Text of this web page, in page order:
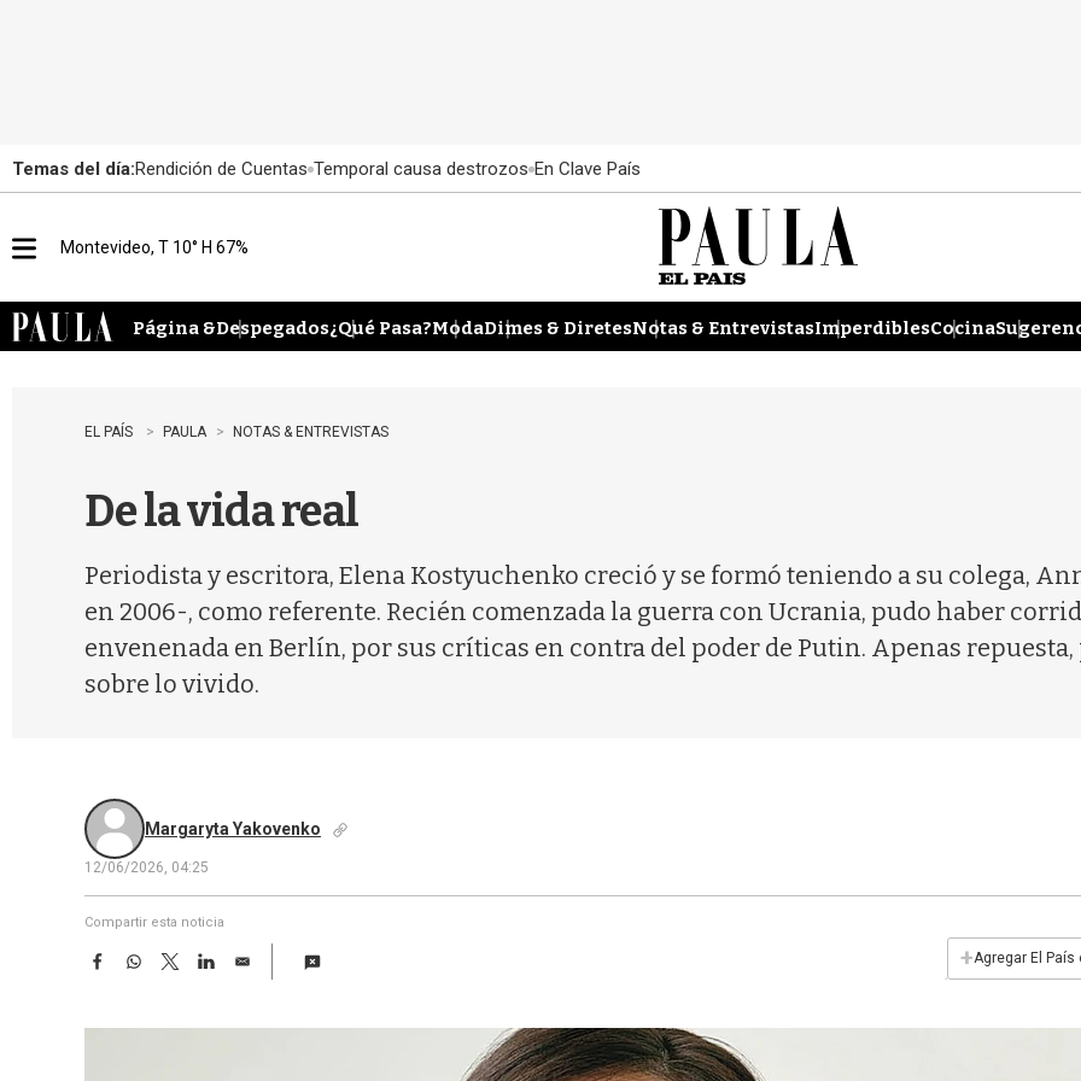
Temas del día:Rendición de Cuentas Temporal causa destrozos En Clave País
u
Montevideo, T 10° H 67%
Página &Despegados¿Qué Pasa?ModaDimes & DiretesNotas & EntrevistasImperdiblesCocina
EL PAÍS PAULA NOTAS & ENTREVISTAS
De la vida real
Periodista y escritora, Elena Kostyuchenko creció y se formó teniendo a su colega,
en 2006-, como referente. Recién comenzada la guerra con Ucrania, pudo haber
envenenada en Berlín, por sus críticas en contra del poder de Putin. Apenas
sobre lo vivido.
Margaryta Yakovenko
12/06/2026, 04:25
Compartir esta noticia
F
e
W
t
T
w
t
L
k
E
i
+Agregar El País